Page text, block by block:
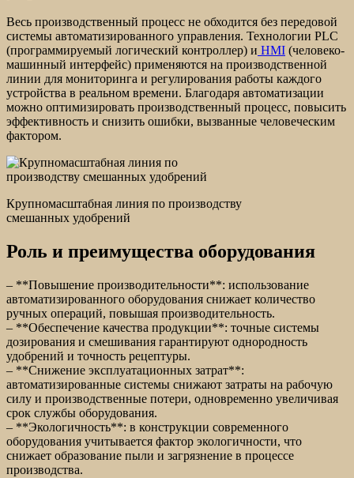
Весь производственный процесс не обходится без передовой
системы автоматизированного управления. Технологии PLC
(программируемый логический контроллер) и HMI (человеко-
машинный интерфейс) применяются на производственной
линии для мониторинга и регулирования работы каждого
устройства в реальном времени. Благодаря автоматизации
можно оптимизировать производственный процесс, повысить
эффективность и снизить ошибки, вызванные человеческим
фактором.
Крупномасштабная линия по производству
смешанных удобрений
Роль и преимущества оборудования
– **Повышение производительности**: использование
автоматизированного оборудования снижает количество
ручных операций, повышая производительность.
– **Обеспечение качества продукции**: точные системы
дозирования и смешивания гарантируют однородность
удобрений и точность рецептуры.
– **Снижение эксплуатационных затрат**:
автоматизированные системы снижают затраты на рабочую
силу и производственные потери, одновременно увеличивая
срок службы оборудования.
– **Экологичность**: в конструкции современного
оборудования учитывается фактор экологичности, что
снижает образование пыли и загрязнение в процессе
производства.